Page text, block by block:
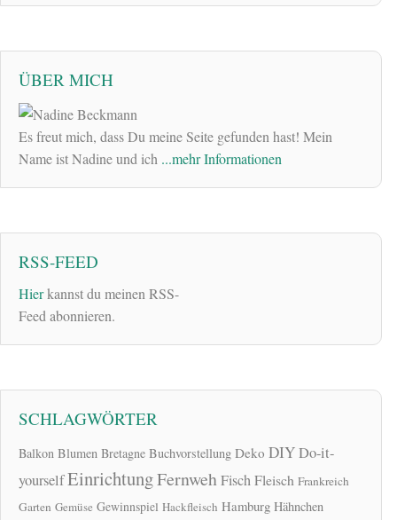
ÜBER MICH
Es freut mich, dass Du meine Seite gefunden hast! Mein
Name ist Nadine und ich ...mehr Informationen
RSS-FEED
Hierkannst du meinen RSS-
Feed abonnieren.
SCHLAGWÖRTER
Balkon Blumen Bretagne Buchvorstellung Deko DIYDo-it-
yourselfEinrichtungFernwehFischFleisch Frankreich
Garten Gemüse Gewinnspiel Hackfleisch Hamburg Hähnchen